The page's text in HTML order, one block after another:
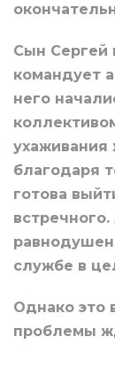
Сын Сергей
командует
него
ухаживания
благодаря
готова
равнодушен
службе в
Однако это
проблемы